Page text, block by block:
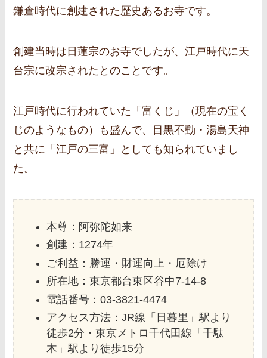
鎌倉時代に創建された歴史あるお寺です。
創建当時は日蓮宗のお寺でしたが、江戸時代に天
台宗に改宗されたとのことです。
江戸時代に行われていた「富くじ」（現在の宝く
じのようなもの）も盛んで、目黒不動・湯島天神
と共に「江戸の三富」としても知られていまし
た。
本尊：阿弥陀如来
創建：1274年
ご利益：勝運・財運向上・厄除け
所在地：東京都台東区谷中7‐14‐8
電話番号：03-3821-4474
アクセス方法：JR線「日暮里」駅より
徒歩2分・東京メトロ千代田線「千駄
木」駅より徒歩15分